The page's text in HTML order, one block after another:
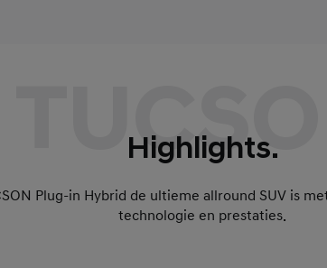
Highlights.
Plug-in Hybrid de ultieme allround SUV is
technologie en prestaties.